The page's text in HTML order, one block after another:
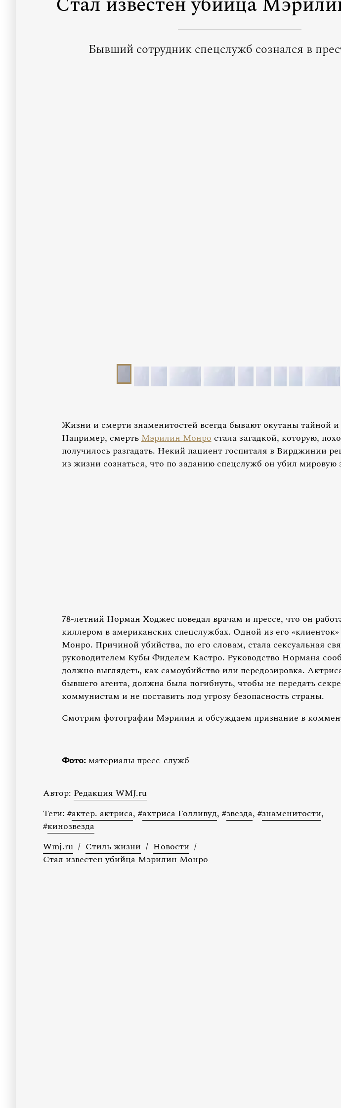
Бывший сотрудник спецслужб сознался в
Жизни и смерти знаменитостей всегда бывают окутаны тайной
Например, смертьМэрилин Монростала загадкой, которую,
получилось разгадать. Некий пациент госпиталя в Вирджинии
из жизни сознаться, что по заданию спецслужб он убил мировую
78-летний Норман Ходжес поведал врачам и прессе, что он
киллером в американских спецслужбах. Одной из его
Монро. Причиной убийства, по его словам, стала сексуальная
руководителем Кубы Фиделем Кастро. Руководство Нормана
должно выглядеть, как самоубийство или передозировка.
бывшего агента, должна была погибнуть, чтобы не передать
коммунистам и не поставить под угрозу безопасность страны.
Смотрим фотографии Мэрилин и обсуждаем признание в
Фото:материалы пресс-служб
Автор: Редакция WMJ.ru
Теги: #актер. актриса, #актриса Голливуд, #звезда, #знаменитости,
#кинозвезда
Wmj.ru / Стиль жизни / Новости /
Стал известен убийца Мэрилин Монро